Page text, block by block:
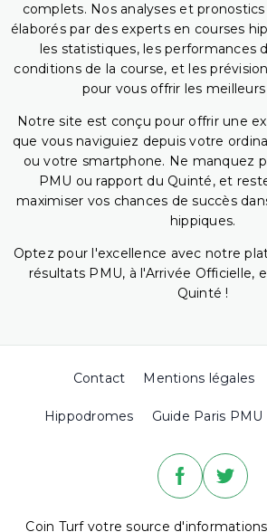
complets. Nos analyses et
élaborés par des experts en courses
les statistiques, les performances
conditions de la course, et les
pour vous offrir les meilleurs
Notre site est conçu pour offrir une
que vous naviguiez depuis votre
ou votre smartphone. Ne manquez
PMU ou rapport du Quinté, et
maximiser vos chances de succès
hippiques.
Optez pour l'excellence avec notre
résultats PMU, à l'Arrivée Officielle,
Quinté !
Contact Mentions légales
Hippodromes Guide Paris PMU
Coin Turf votre source